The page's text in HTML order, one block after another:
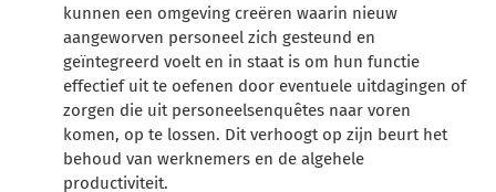
kunnen een omgeving creëren waarin nieuw
aangeworven personeel zich gesteund en
geïntegreerd voelt en in staat is om hun functie
effectief uit te oefenen door eventuele uitdagingen of
zorgen die uit personeelsenquêtes naar voren
komen, op te lossen. Dit verhoogt op zijn beurt het
behoud van werknemers en de algehele
productiviteit.